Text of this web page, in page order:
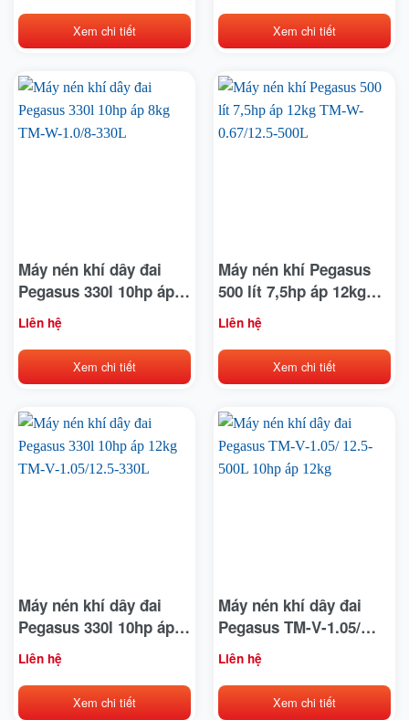
Xem chi tiết Xem chi tiết
Máy nén khí dây đai
Pegasus 330l 10hp áp
8kg TM-W-1.0/8-330L
Liên hệ
Xem chi tiết
Máy nén khí Pegasus
500 lít 7,5hp áp 12kg
TM-W-0.67/12.5-500L
Liên hệ
Xem chi tiết
Máy nén khí dây đai
Pegasus 330l 10hp áp
12kg TM-V-1.05/12.5-
330L
Liên hệ
Xem chi tiết
Máy nén khí dây đai
Pegasus TM-V-1.05/
12.5-500L 10hp áp 12kg
Liên hệ
Xem chi tiết